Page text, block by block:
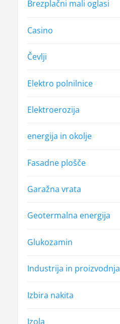
Brezplačni mali oglasi
Casino
Čevlji
Elektro polnilnice
Elektroerozija
energija in okolje
Fasadne plošče
Garažna vrata
Geotermalna energija
Glukozamin
Industrija in proizvodnja
Izbira nakita
Izola